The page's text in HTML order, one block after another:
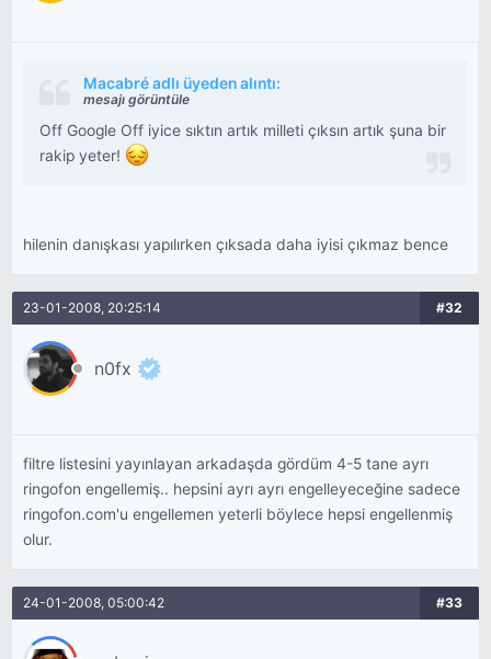
Macabré adlı üyeden alıntı:
mesajı görüntüle
Off Google Off iyice sıktın artık milleti çıksın artık şuna bir
rakip yeter!
hilenin danışkası yapılırken çıksada daha iyisi çıkmaz bence
23-01-2008, 20:25:14 #32
n0fx
filtre listesini yayınlayan arkadaşda gördüm 4-5 tane ayrı
ringofon engellemiş.. hepsini ayrı ayrı engelleyeceğine sadece
ringofon.com'u engellemen yeterli böylece hepsi engellenmiş
olur.
24-01-2008, 05:00:42 #33